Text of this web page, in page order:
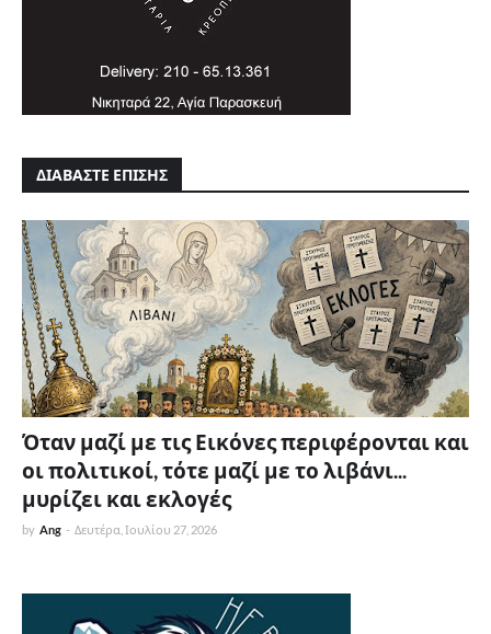
ΔΙΑΒΑΣΤΕ ΕΠΙΣΗΣ
Όταν μαζί με τις Εικόνες περιφέρονται και
οι πολιτικοί, τότε μαζί με το λιβάνι...
μυρίζει και εκλογές
by Ang - Δευτέρα, Ιουλίου 27, 2026